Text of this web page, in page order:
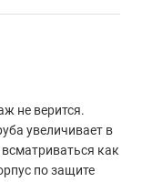
не верится.
увеличивает в
как
по защите